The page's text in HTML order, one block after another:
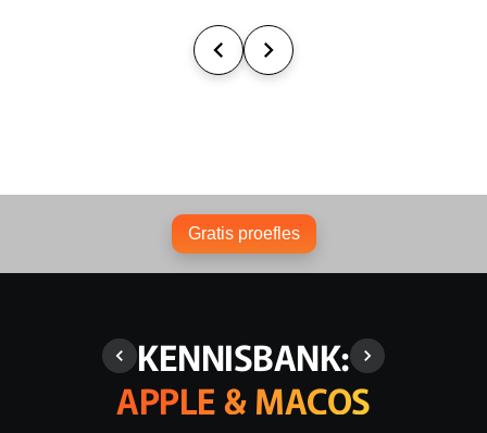
Gratis proefles
KENNISBANK:
APPLE & MACOS